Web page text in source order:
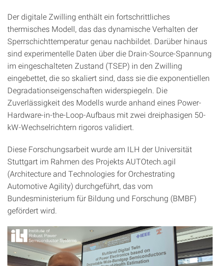
Der digitale Zwilling enthält ein fortschrittliches
thermisches Modell, das das dynamische Verhalten der
Sperrschichttemperatur genau nachbildet. Darüber hinaus
sind experimentelle Daten über die Drain-Source-Spannung
im eingeschalteten Zustand (TSEP) in den Zwilling
eingebettet, die so skaliert sind, dass sie die exponentiellen
Degradationseigenschaften widerspiegeln. Die
Zuverlässigkeit des Modells wurde anhand eines Power-
Hardware-in-the-Loop-Aufbaus mit zwei dreiphasigen 50-
kW-Wechselrichtern rigoros validiert.
Diese Forschungsarbeit wurde am ILH der Universität
Stuttgart im Rahmen des Projekts AUTOtech.agil
(Architecture and Technologies for Orchestrating
Automotive Agility) durchgeführt, das vom
Bundesministerium für Bildung und Forschung (BMBF)
gefördert wird.